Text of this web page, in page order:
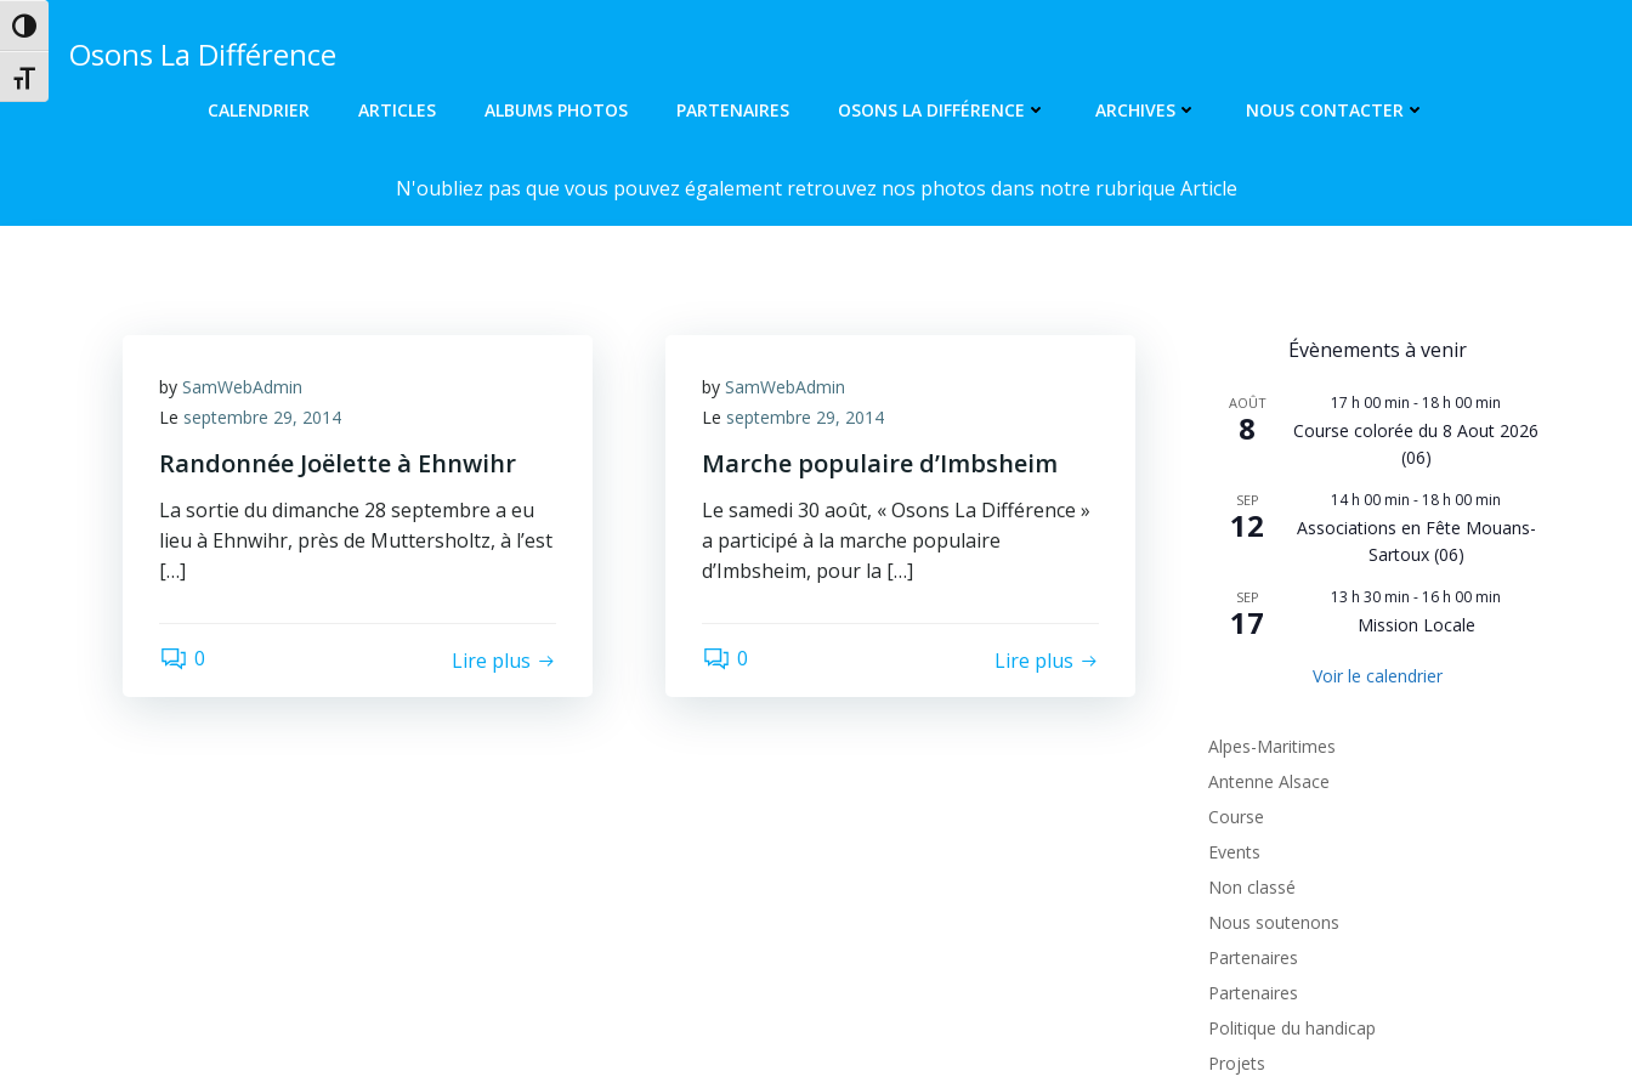
Passer en contraste élevé
Changer la taille de la police
Aller
au
contenuOsons La Différence
CALENDRIER ARTICLES ALBUMS PHOTOS PARTENAIRES OSONS LA DIFFÉRENCE ARCHIVES NOUS CONTACTER
N'oubliez pas que vous pouvez également retrouvez nos photos dans notre rubrique Article
by SamWebAdmin
Le septembre 29, 2014
Randonnée Joëlette à Ehnwihr
La sortie du dimanche 28 septembre a eu
lieu à Ehnwihr, près de Muttersholtz, à l’est
[…]
0 Lire plus
by SamWebAdmin
Le septembre 29, 2014
Marche populaire d’Imbsheim
Le samedi 30 août, « Osons La Différence »
a participé à la marche populaire
d’Imbsheim, pour la […]
0 Lire plus
Évènements à venir
AOÛT
8
17 h 00 min - 18 h 00 min
Course colorée du 8 Aout 2026
(06)
SEP
12
14 h 00 min - 18 h 00 min
Associations en Fête Mouans-
Sartoux (06)
SEP
17
13 h 30 min - 16 h 00 min
Mission Locale
Voir le calendrier
Alpes-Maritimes
Antenne Alsace
Course
Events
Non classé
Nous soutenons
Partenaires
Partenaires
Politique du handicap
Projets